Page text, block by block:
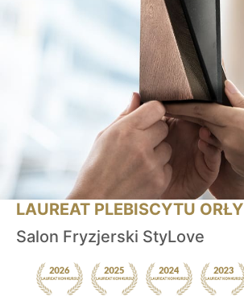
LAUREAT PLEBISCYTU ORŁY
Salon Fryzjerski StyLove